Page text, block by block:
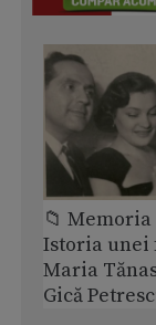
📁
Istoria
Maria
Gică